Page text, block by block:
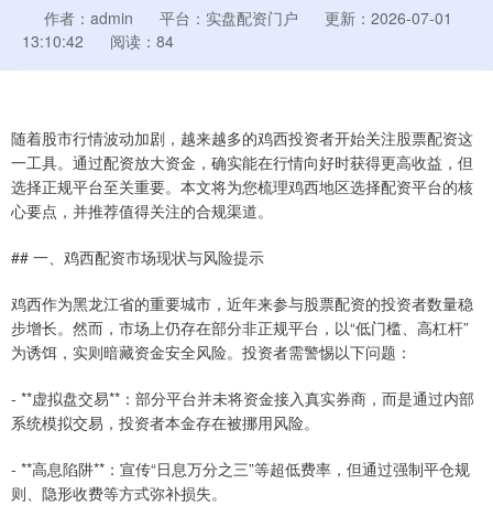
作者：admin 平台：实盘配资门户
更新：2026-07-01
13:10:42
阅读：84
随着股市行情波动加剧，越来越多的鸡西投资者开始关注股票配资这
一工具。通过配资放大资金，确实能在行情向好时获得更高收益，但
选择正规平台至关重要。本文将为您梳理鸡西地区选择配资平台的核
心要点，并推荐值得关注的合规渠道。
## 一、鸡西配资市场现状与风险提示
鸡西作为黑龙江省的重要城市，近年来参与股票配资的投资者数量稳
步增长。然而，市场上仍存在部分非正规平台，以“低门槛、高杠杆”
为诱饵，实则暗藏资金安全风险。投资者需警惕以下问题：
- **虚拟盘交易**：部分平台并未将资金接入真实券商，而是通过内部
系统模拟交易，投资者本金存在被挪用风险。
- **高息陷阱**：宣传“日息万分之三”等超低费率，但通过强制平仓规
则、隐形收费等方式弥补损失。